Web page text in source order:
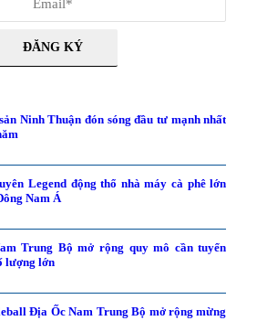
Ninh Thuận đón sóng đầu tư mạnh nhất
Legend động thổ nhà máy cà phê lớn
Nam Á
Trung Bộ mở rộng quy mô cần tuyển
lượng lớn
Địa Ốc Nam Trung Bộ mở rộng mừng